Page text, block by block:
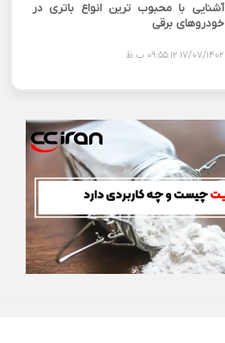
آشنایی با محبوب ترین انواع باتری در
خودروهای برقی
17/07/1402 09:55:12 ب.ظ